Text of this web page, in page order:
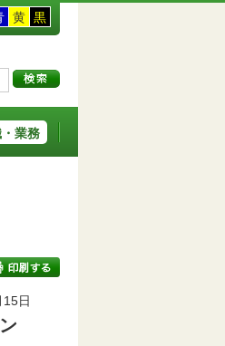
黄 黒
業務
日